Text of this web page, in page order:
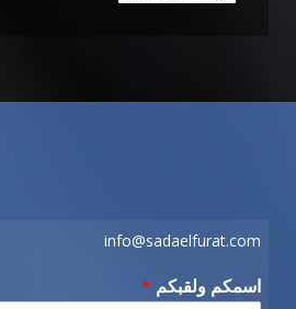
info@sadaelfurat.com
اسمكم ولقبكم *